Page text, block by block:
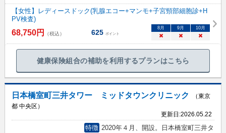
【女性】レディースドック(乳腺エコー+マンモ+子宮頸部細胞診+H
PV検査)
68,750円 （税込） 625 ポイント
8月 9月 10月
× × ×
健康保険組合の補助を利用するプランはこちら
日本橋室町三井タワー ミッドタウンクリニック
（東京
都 中央区）
更新日:2026.05.22
特徴 2020年４月、開設。日本橋室町三井タ